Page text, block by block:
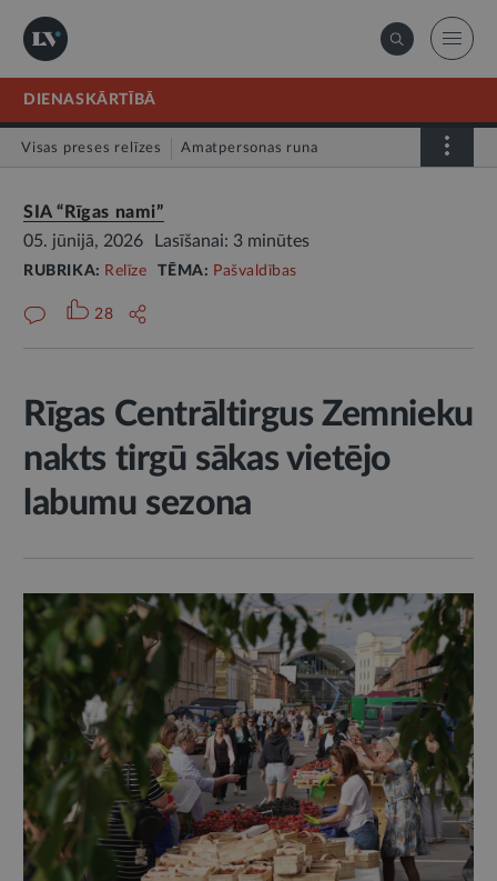
DIENASKĀRTĪBĀ
Visas preses relīzes Amatpersonas runa
SIA “Rīgas nami”
05. jūnijā, 2026
Lasīšanai: 3 minūtes
RUBRIKA: Relīze TĒMA: Pašvaldības
28
Rīgas Centrāltirgus Zemnieku
nakts tirgū sākas vietējo
labumu sezona